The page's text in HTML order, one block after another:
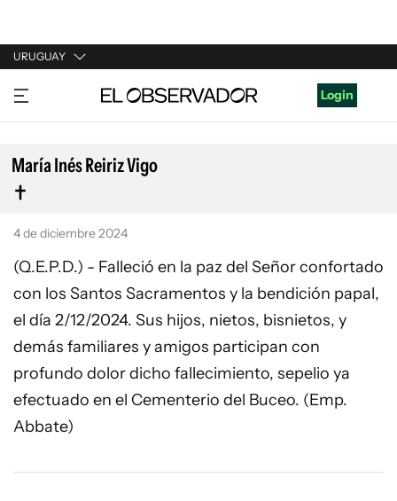
URUGUAY
URUGUAY
ARGENTINA
ESPAÑA
ESTADOS UNIDOS
Login
María Inés Reiriz Vigo
4 de diciembre 2024
(Q.E.P.D.) - Falleció en la paz del Señor confortado
con los Santos Sacramentos y la bendición papal,
el día 2/12/2024. Sus hijos, nietos, bisnietos, y
demás familiares y amigos participan con
profundo dolor dicho fallecimiento, sepelio ya
efectuado en el Cementerio del Buceo. (Emp.
Abbate)